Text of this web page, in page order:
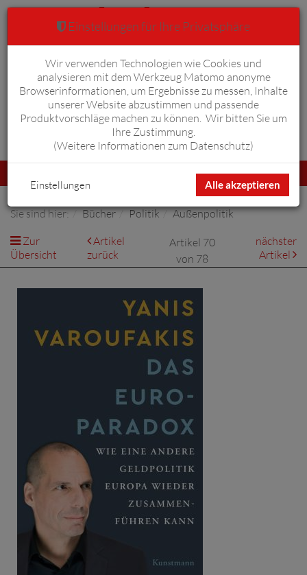
Anmelden Warenkorb 0
umschalten
Sie sind hier: Bücher Politik
Außenpolitik
Zur
Übersicht
Artikel
zurück
Artikel 70
von 78
nächster
Artikel
Einstellungen für Ihre Privatsphäre
Wir verwenden Technologien wie Cookies und
analysieren mit dem Werkzeug Matomo anonyme
Browserinformationen, um Ergebnisse zu messen, Inhalte
unserer Website abzustimmen und passende
Produktvorschläge machen zu können. Wir bitten Sie um
Ihre Zustimmung.
(Weitere Informationen zum Datenschutz)
Alle akzeptieren
Einstellungen